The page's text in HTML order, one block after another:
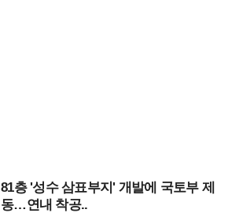
81층 '성수 삼표부지' 개발에 국토부 제
동…연내 착공..